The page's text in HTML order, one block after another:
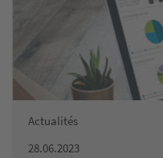
Actualités
28.06.2023